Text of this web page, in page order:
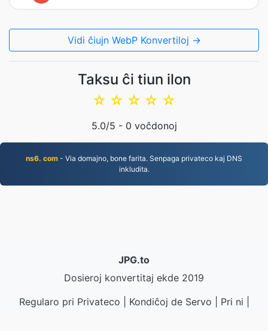
Vidi ĉiujn WebP Konvertiloj →
Taksu ĉi tiun ilon
☆
☆
☆
☆
☆
5.0/5 - 0 voĉdonoj
ns6. com - Via domajno, bone farita. Senpaga privateco kaj DNS
inkludita.
JPG.to
Dosieroj konvertitaj ekde 2019
Regularo pri Privateco
Kondiĉoj de Servo Pri ni